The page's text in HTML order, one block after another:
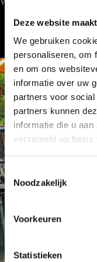
Deze website
We gebruiken
personaliseren, om
en om ons
informatie over uw
partners voor
partners kunnen
informatie die u
verzameld op basis
T
o
m
Noodzakelijk
Voorkeuren
Statistieken